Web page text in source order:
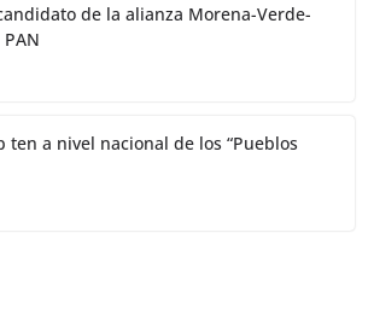
de la alianza Morena-Verde-
ten a nivel nacional de los “Pueblos